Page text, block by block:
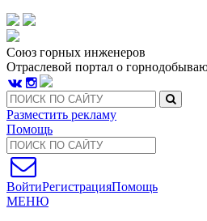
Союз горных инженеров
Отраслевой портал о
Разместить рекламу
Помощь
ВойтиРегистрацияПомощь
МЕНЮ